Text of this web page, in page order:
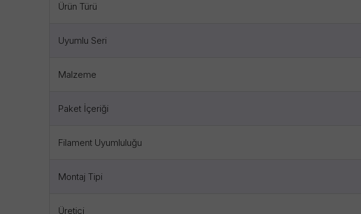
Ürün Türü
Uyumlu Seri
Malzeme
Paket İçeriği
Filament Uyumluluğu
Montaj Tipi
Üretici